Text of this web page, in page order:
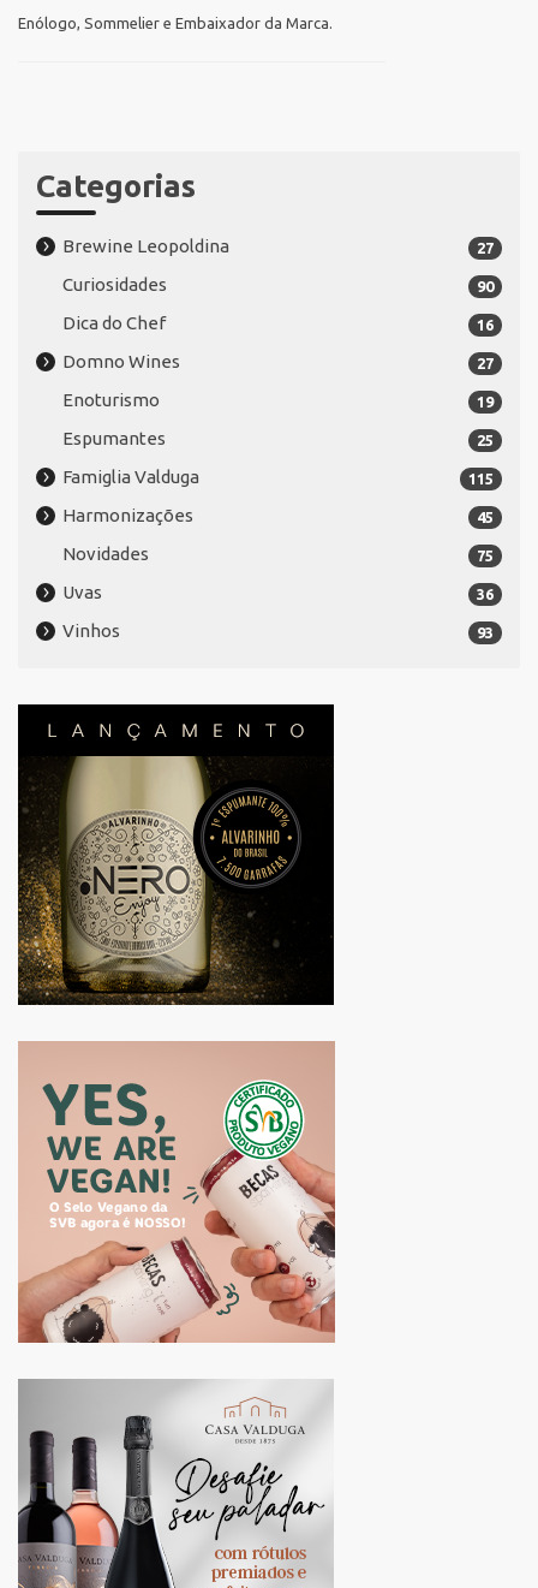
Enólogo, Sommelier e Embaixador da Marca.
Categorias
27
Brewine Leopoldina
90
Curiosidades
16
Dica do Chef
27
Domno Wines
19
Enoturismo
25
Espumantes
115
Famiglia Valduga
45
Harmonizações
75
Novidades
36
Uvas
93
Vinhos